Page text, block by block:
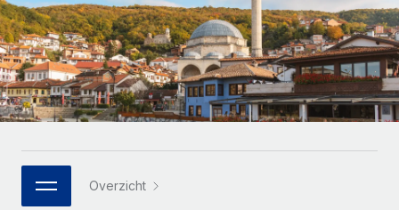
Remote Embedded
HR naadloos in workflows integreren
Platform
Ingebouwde essentiële HR-functies voor je team
Integraties
Mid-market
Teams uitbreiden met HR solutions op maat
Enterprise
Global HR voor grote bedrijven
WERK MET ONS SAMEN
Strategische technologiepartners
Onderzoek en gidsen
Casestudy's
HR-woordenlijst
Checklists en templates
Webinars
Español
Italiano
Português (Portugal)
日本語
한국어
Overzicht